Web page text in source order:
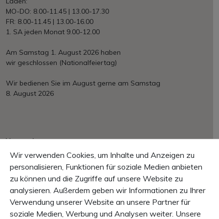
MO-DO: 8.00-11.45 | 13.00-17.30
FR: 8.00-11.45 | 13.00-16.00
1. SA jeden Monat 9.00-12.00
Am Samstag 1. August 2026 haben
wir geschlossen (Nationalfeiertag)
Wir bedienen Sie im August gerne am Samstag
8. August 2026
Versand
Ab Fr. 150.– portofrei
EU/International nach Aufwand
Zahlung
Mastercard, VISA, PayPal, Rechnung, Vorkasse
Garantie
10 Tage Rückgaberecht
Wir verwenden Cookies, um Inhalte und Anzeigen zu
personalisieren, Funktionen für soziale Medien anbieten
zu können und die Zugriffe auf unsere Website zu
analysieren. Außerdem geben wir Informationen zu Ihrer
Verwendung unserer Website an unsere Partner für
soziale Medien, Werbung und Analysen weiter. Unsere